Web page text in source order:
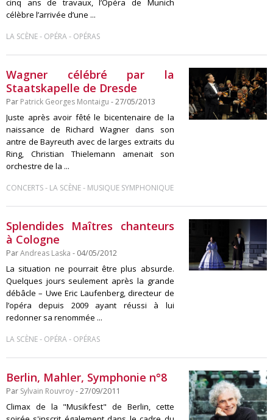
cinq ans de travaux, l’Opéra de Munich
célèbre l’arrivée d’une ...
LA SCÈNE- OPÉRA- OPÉRAS
Wagner célébré par la
Staatskapelle de Dresde
Par Patrick Georges Montaigu - 27/05/2013
Juste après avoir fêté le bicentenaire de la
naissance de Richard Wagner dans son
antre de Bayreuth avec de larges extraits du
Ring, Christian Thielemann amenait son
orchestre de la ...
CONCERTS- LA SCÈNE- MUSIQUE SYMPHONIQUE
Splendides Maîtres chanteurs
à Cologne
ParAndreas Laska - 04/05/2012
La situation ne pourrait être plus absurde.
Quelques jours seulement après la grande
débâcle – Uwe Eric Laufenberg, directeur de
l’opéra depuis 2009 ayant réussi à lui
redonner sa renommée ...
LA SCÈNE- OPÉRA- OPÉRAS
Berlin, Mahler, Symphonie n°8
Par Sylvain Rouvroy- 27/09/2011
Climax de la "Musikfest" de Berlin, cette